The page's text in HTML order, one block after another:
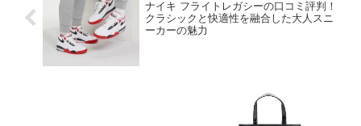
ナイキ フライトレガシーの口コミ評判！
クラシックと快適性を融合した大人スニ
ーカーの魅力